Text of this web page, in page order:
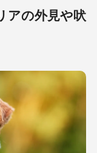
アの外見や吠